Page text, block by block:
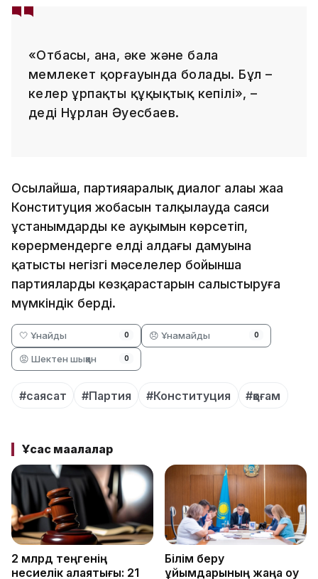
«Отбасы, ана, әке және бала
мемлекет қорғауында болады. Бұл –
келер ұрпақтың құқықтық кепілі», –
деді Нұрлан Әуесбаев.
Осылайша, партияаралық диалог алаңы жаңа
Конституция жобасын талқылауда саяси
ұстанымдардың кең ауқымын көрсетіп,
көрермендерге елдің алдағы дамуына
қатысты негізгі мәселелер бойынша
партиялардың көзқарастарын салыстыруға
мүмкіндік берді.
🤍 Ұнайды 0 😞 Ұнамайды 0
😡 Шектен шыққан 0
#саясат #Партия #Конституция #қоғам
Ұқсас мақалалар
2 млрд теңгенің
несиелік алаяқтығы: 21
Білім беру
ұйымдарының жаңа оқу